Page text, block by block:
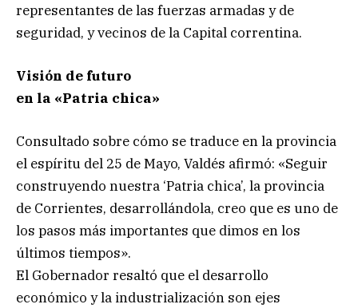
representantes de las fuerzas armadas y de
seguridad, y vecinos de la Capital correntina.
Visión de futuro
en la «Patria chica»
Consultado sobre cómo se traduce en la provincia
el espíritu del 25 de Mayo, Valdés afirmó: «Seguir
construyendo nuestra ‘Patria chica’, la provincia
de Corrientes, desarrollándola, creo que es uno de
los pasos más importantes que dimos en los
últimos tiempos».
El Gobernador resaltó que el desarrollo
económico y la industrialización son ejes